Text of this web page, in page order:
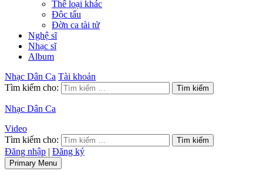
Thể loại khác
Độc tấu
Đờn ca tài tử
Nghệ sĩ
Nhạc sĩ
Album
Nhạc Dân Ca Tài khoản
Tìm kiếm cho:
Nhạc Dân Ca
Video
Tìm kiếm cho:
Đăng nhập | Đăng ký
Primary Menu